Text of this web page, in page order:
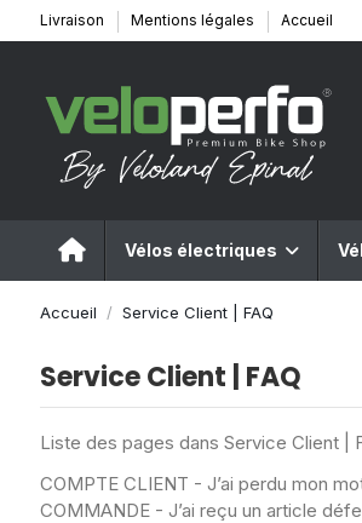
Livraison Mentions légales Accueil
Vélos électriques
Accueil Service Client | FAQ
Service Client | FAQ
Liste des pages dans Service Client |
COMPTE CLIENT - J’ai perdu mon
COMMANDE - J’ai reçu un article